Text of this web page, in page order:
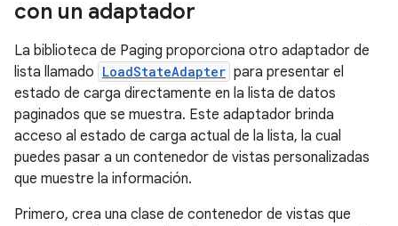
con un adaptador
La biblioteca de Paging proporciona otro adaptador de
lista llamado LoadStateAdapter para presentar el
estado de carga directamente en la lista de datos
paginados que se muestra. Este adaptador brinda
acceso al estado de carga actual de la lista, la cual
puedes pasar a un contenedor de vistas personalizadas
que muestre la información.
Primero, crea una clase de contenedor de vistas que